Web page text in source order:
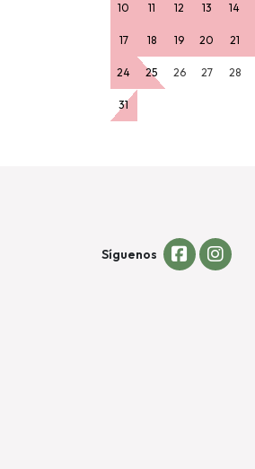
10 11 12 13 14
17 18 19 20 21
24 25 26 27 28
31
Síguenos